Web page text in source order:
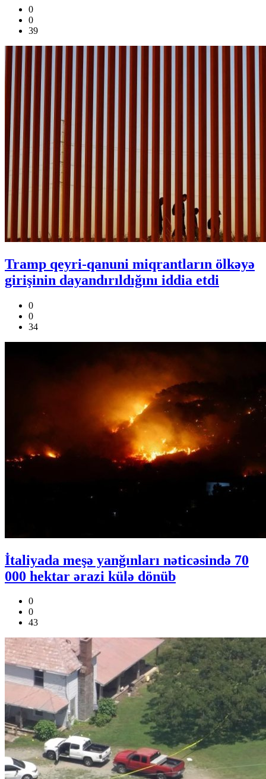
0
0
39
Tramp qeyri-qanuni miqrantların ölkəyə
girişinin dayandırıldığını iddia etdi
0
0
34
İtaliyada meşə yanğınları nəticəsində 70
000 hektar ərazi külə dönüb
0
0
43